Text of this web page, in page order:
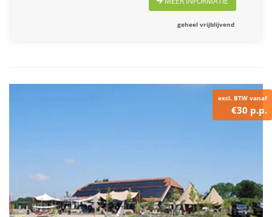
geheel vrijblijvend
excl. BTW vanaf
€30 p.p.